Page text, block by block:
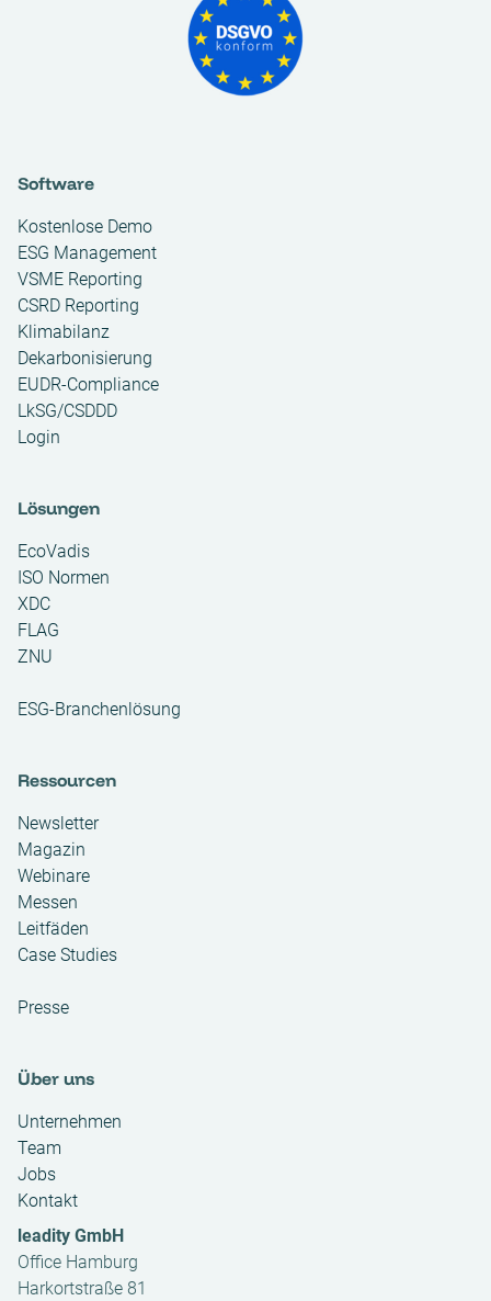
Software
Kostenlose Demo
ESG Management
VSME Reporting
CSRD Reporting
Klimabilanz
Dekarbonisierung
EUDR-Compliance
LkSG/CSDDD
Login
Lösungen
EcoVadis
ISO Normen
XDC
FLAG
ZNU
ESG-Branchenlösung
Ressourcen
Newsletter
Magazin
Webinare
Messen
Leitfäden
Case Studies
Presse
Über uns
Unternehmen
Team
Jobs
Kontakt
leadity GmbH
Office Hamburg
Harkortstraße 81